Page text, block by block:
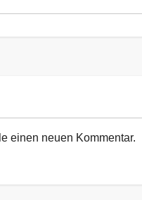
einen neuen Kommentar.